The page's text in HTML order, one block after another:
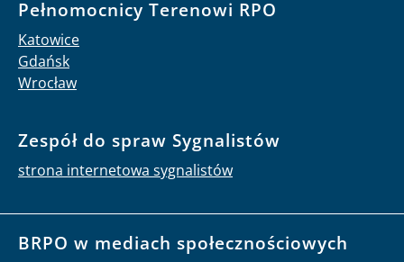
Pełnomocnicy Terenowi RPO
Katowice
Gdańsk
Wrocław
Zespół do spraw Sygnalistów
strona internetowa sygnalistów
BRPO w mediach społecznościowych